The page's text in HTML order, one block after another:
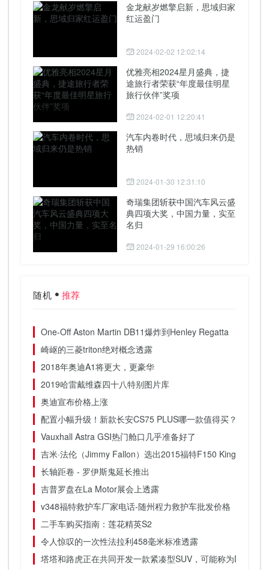
金龙献岁燃擎启新，思域归家
红运盈门
2024-02-02 12:02:14
优雅亮相2024星月盛典，捷
途旅行者荣获“年度最佳明星
旅行伙伴”奖项
2024-02-01 12:20:41
汽车内卷时代，思域归来仍是
热销
2024-01-30 12:31:10
奇瑞集团斩获中国汽车风云盛
典四项大奖，中国力量，实至
名归
2024-01-29 16:00:26
随机 推荐
One-Off Aston Martin DB11爆炸到Henley Regatta
崎岖的三菱triton绝对概念透露
2018年奥迪A1将更大，更豪华
2019哈雷戴维森四十八特别图片库
奥迪宣布价格上涨
配置小幅升级！新款长安CS75 PLUS哪一款值得买？
Vauxhall Astra GSI热门舱口几乎准备好了
吉米·法伦（Jimmy Fallon）选出2015福特F150 King Ranch-
长轴距卷 - 罗伊斯鬼延长推出
吉普罗盘在La Motor展会上透露
v348福特救护车厂家电话-随州程力救护车批发价格
二手车购买指南：莲花精英S2
令人惊叹的一次性法拉利458毫米标准透露
塔塔和路虎正在共同开发一款紧凑型SUV，可能称为